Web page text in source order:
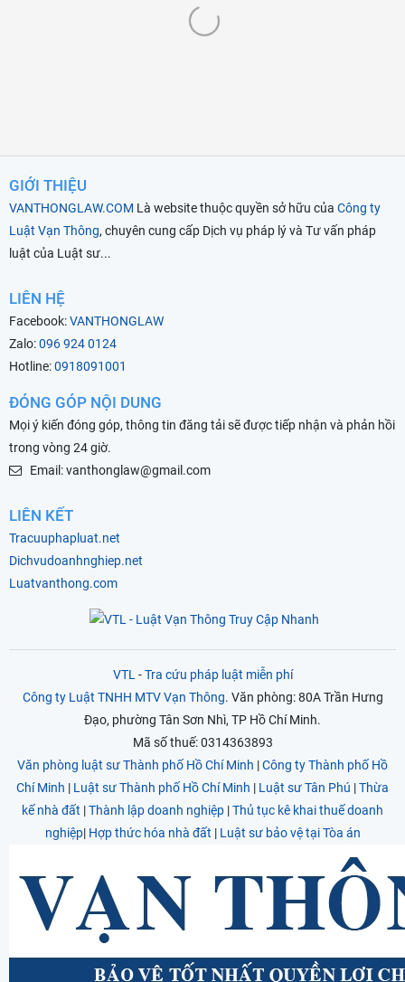
GIỚI THIỆU
VANTHONGLAW.COM Là website thuộc quyền sở hữu của Công ty
Luật Vạn Thông, chuyên cung cấp Dịch vụ pháp lý và Tư vấn pháp
luật của Luật sư...
LIÊN HỆ
Facebook:VANTHONGLAW
Zalo:096 924 0124
Hotline:0918091001
ĐÓNG GÓP NỘI DUNG
Mọi ý kiến đóng góp, thông tin đăng tải sẽ được tiếp nhận và phản hồi
trong vòng 24 giờ.
Email: vanthonglaw@gmail.com
LIÊN KẾT
Tracuuphapluat.net
Dichvudoanhnghiep.net
Luatvanthong.com
VTL -Tra cứu pháp luật miễn phí
Công ty Luật TNHH MTV Vạn Thông. Văn phòng: 80A Trần Hưng
Đạo, phường Tân Sơn Nhì, TP Hồ Chí Minh.
Mã số thuế: 0314363893
Văn phòng luật sư Thành phố Hồ Chí Minh |Công ty Thành phố Hồ
Chí Minh | Luật sư Thành phố Hồ Chí Minh | Luật sư Tân Phú |Thừa
kế nhà đất |Thành lập doanh nghiệp |Thủ tục kê khai thuế doanh
nghiệp| Hợp thức hóa nhà đất | Luật sư bảo vệ tại Tòa án